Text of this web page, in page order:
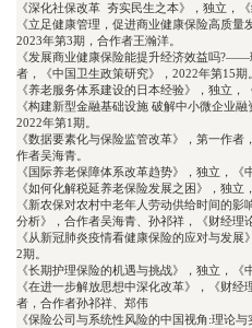
《深化社保改革  夯实民生之本》，独立，
《立足健康管理，促进商业健康保险高质量
2023年第3期，合作者王瀚洋。
《发展商业健康保险能提升经济效益吗
者，《中国卫生政策研究》，2022年第15期。
《养老服务体系建设的日本经验》，独立，
《构建新型金融基础设施 破解中小微企业
2022年第1期。
《数据要素化与保险监管改革》，第一作
作者吴海青。
《国际养老保障体系改革趋势》，独立，《
《如何化解税延养老保险发展之困》，独立
《新农保对农村中老年人劳动供给时间的
分析》，合作者吴海青、孙祁祥，《财经理
《从新冠肺炎疫情看健康保险的应对与发
2期。
《长期护理保险的机遇与挑战》，独立，《
《在进一步解放思想中深化改革》，《财
者，合作者孙祁祥、郑伟
《保险公司与系统性风险的中国视角:理论